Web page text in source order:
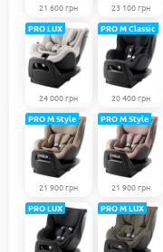
21 600 грн 23 100 грн
24 000 грн
PRO LUX
20 400 грн
PRO M Classic
21 900 грн
PRO M Style
21 900 грн
PRO M Style
PRO LUX PRO M LUX